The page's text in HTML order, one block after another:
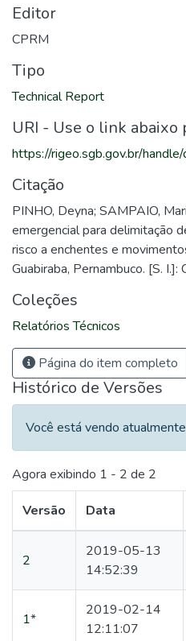
Editor
CPRM
Tipo
Technical Report
URI - Use o link abaixo
https://rigeo.sgb.gov.br/
Citação
PINHO, Deyna; SAMPAIO,
emergencial para delimitação
risco a enchentes e
Guabiraba, Pernambuco. [S.
Coleções
Relatórios Técnicos
Página do item completo
Histórico de Versões
Você está vendo
Agora exibindo 1 - 2 de 2
Versão Data
2
2019-05-13
14:52:39
1*
2019-02-14
12:11:07